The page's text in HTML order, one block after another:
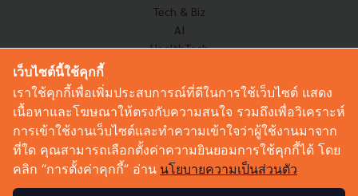
Tech & Biz
AI
HealthTech
Corp Innov
Saucy Thoughts
Sustainable
Videos
Podcast
เว็บไซต์นี้ใช้คุกกี้
เราใช้คุกกี้เพื่อเพิ่มประสบการณ์ที่ดีในการใช้เว็บไซต์ แสดง
เนื้อหาและโฆษณาให้ตรงกับความสนใจ รวมถึงเพื่อวิเคราะห์
การเข้าใช้งานเว็บไซต์และทำความเข้าใจว่าผู้ใช้งานมาจาก
ที่ใด คุณสามารถเลือกตั้งค่าความยินยอมการใช้คุกกี้ได้ โดย
คลิก “การตั้งค่าคุกกี้” อ่าน นโยบายความเป็นส่วนตัว